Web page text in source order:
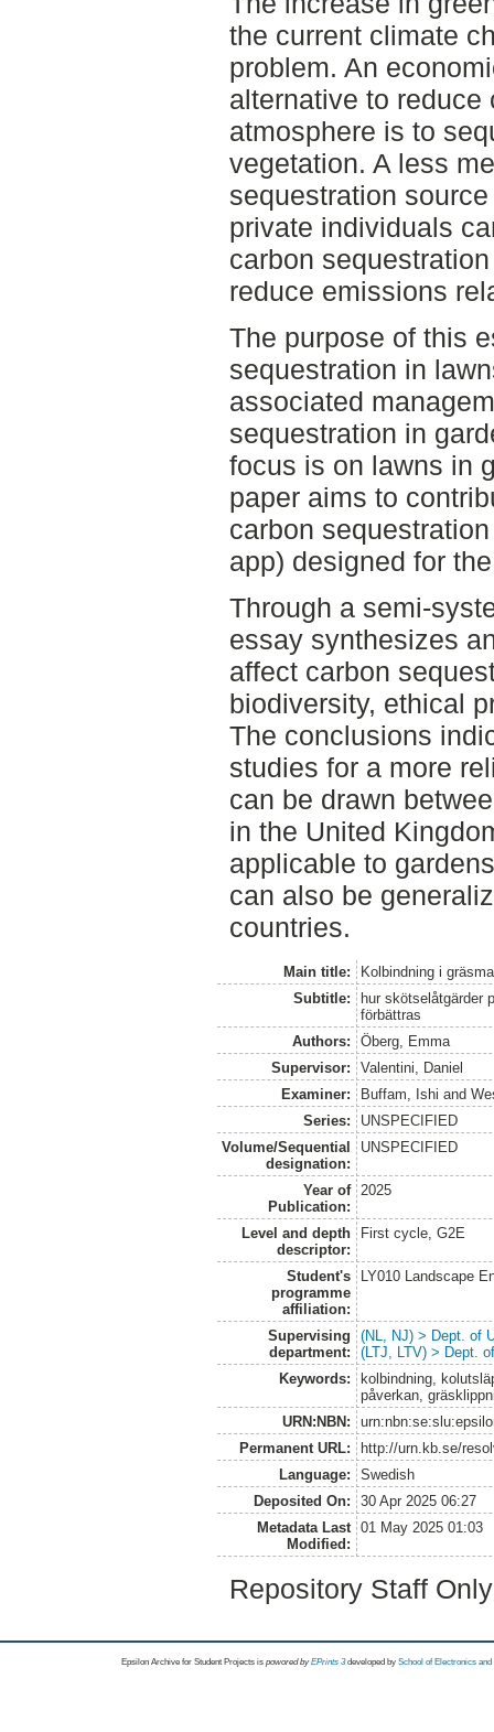
the current climate
problem. An
alternative to
atmosphere is to
vegetation. A less
sequestration
private individuals
carbon
reduce emissions
The purpose of this
sequestration in
associated
sequestration in
focus is on lawns in
paper aims to
carbon
app) designed for
Through a semi-
essay synthesizes
affect carbon
biodiversity, ethical
The conclusions
studies for a more
can be drawn
in the United
applicable to
can also be
countries.
Main title:
Kolbindning i
Subtitle:
hur skötselåtgärder
förbättras
Authors:
Öberg, Emma
Supervisor:
Valentini, Daniel
Examiner:
Buffam, Ishi and
Series:
UNSPECIFIED
Volume/Sequential
designation:
UNSPECIFIED
Year of
Publication:
2025
Level and depth
descriptor:
First cycle, G2E
Student's
programme
affiliation:
LY010 Landscape
Supervising
department:
(NL, NJ) > Dept. of
(LTJ, LTV) > Dept.
Keywords:
kolbindning,
påverkan,
URN:NBN:
Permanent URL:
http://urn.kb.se/
Language:
Swedish
Deposited On:
30 Apr 2025 06:27
Metadata Last
Modified:
01 May 2025 01:03
Repository Staff
Epsilon Archive for Student Projects is powored byEPrints 3 developed by School of Electronics